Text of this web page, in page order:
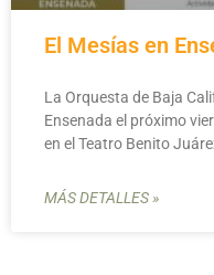
El Mesías en
La Orquesta de Baja
Ensenada el próximo
en el Teatro Benito
MÁS DETALLES »